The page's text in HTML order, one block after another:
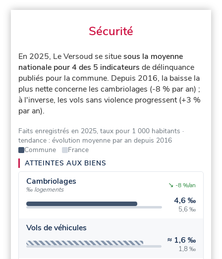
Sécurité
En 2025, Le Versoud se situesous la moyenne
nationale pour 4 des 5 indicateurs de délinquance
publiés pour la commune. Depuis 2016, la baisse la
plus nette concerne les cambriolages (-8 % par an) ;
à l'inverse, les vols sans violence progressent (+3 %
par an).
Faits enregistrés en 2025, taux pour 1 000 habitants ·
tendance : évolution moyenne par an depuis 2016
Commune
France
ATTEINTES AUX BIENS
Cambriolages
‰ logements
4,6 ‰
5,6 ‰
↘ -8 %/an
Vols de véhicules
≈ 1,6 ‰
1,8 ‰